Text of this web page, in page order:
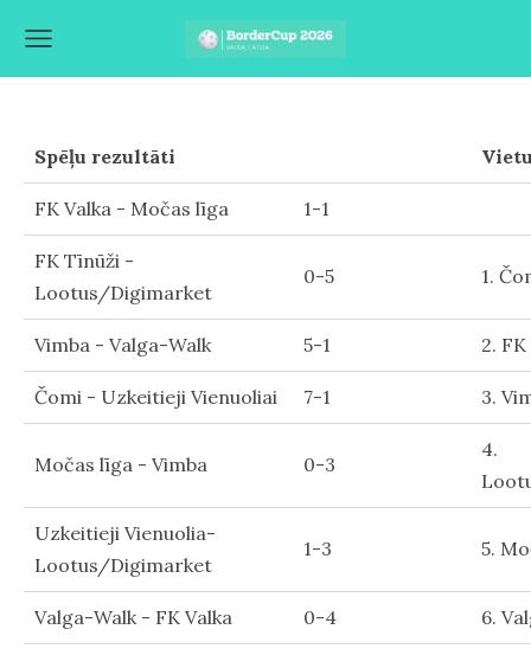
Spēļu rezultāti
FK Valka - Močas līga 1-1
FK Tīnūži -
Lootus/Digimarket
0-5 1.
Vimba - Valga-Walk 5-1 2.
Čomi - Uzkeitieji Vienuoliai 7-1 3.
Močas līga - Vimba 0-3
4.
Uzkeitieji Vienuolia-
Lootus/Digimarket
1-3 5.
Valga-Walk - FK Valka 0-4 6.